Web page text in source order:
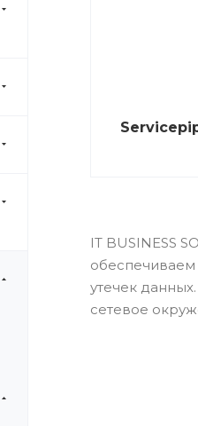
IT BUSINESS
обеспечиваем
утечек
сетевое